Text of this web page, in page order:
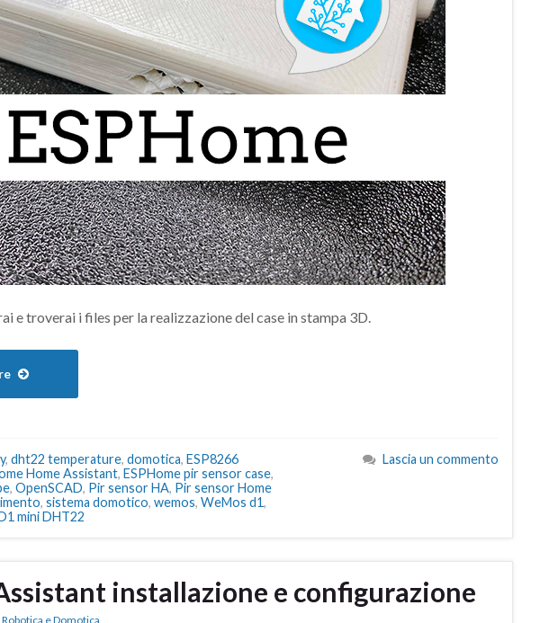
e troverai i files per la realizzazione del case in stampa 3D.
, dht22 temperature, domotica, ESP8266
Home Assistant, ESPHome pir sensor case,
, OpenSCAD, Pir sensor HA, Pir sensor Home
, sistema domotico, wemos, WeMos d1,
mini DHT22
Lascia un commento
installazione e configurazione
Robotica e Domotica